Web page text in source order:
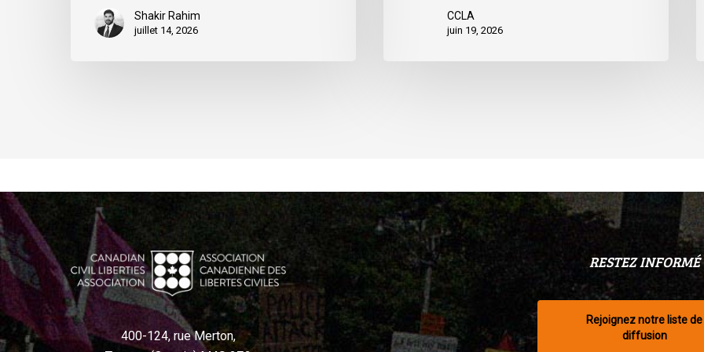
Shakir Rahim
juillet 14, 2026
CCLA
juin 19, 2026
400-124, rue Merton,
RESTEZ INFORMÉ
Rejoignez notre liste de
diffusion